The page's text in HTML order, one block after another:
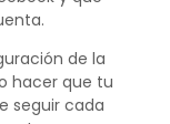
de la
hacer que tu
seguir cada